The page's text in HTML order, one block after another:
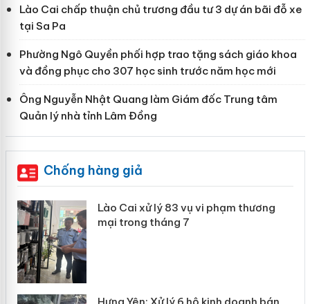
Lào Cai chấp thuận chủ trương đầu tư 3 dự án bãi đỗ xe
tại Sa Pa
Phường Ngô Quyền phối hợp trao tặng sách giáo khoa
và đồng phục cho 307 học sinh trước năm học mới
Ông Nguyễn Nhật Quang làm Giám đốc Trung tâm
Quản lý nhà tỉnh Lâm Đồng
Chống hàng giả
Lào Cai xử lý 83 vụ vi phạm thương
mại trong tháng 7